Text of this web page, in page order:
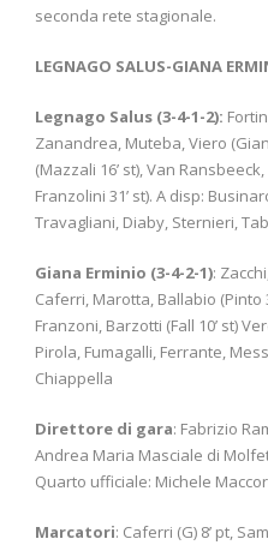
seconda rete stagionale.
LEGNAGO SALUS-GIANA
Legnago Salus (3-4-1-2):
Zanandrea, Muteba, Viero
(Mazzali 16’ st), Van
Franzolini 31’ st). A disp:
Travagliani, Diaby, Sternieri,
Giana Erminio (3-4-2-1):
Caferri, Marotta, Ballabio (Pinto
Franzoni, Barzotti (Fall 10’ st)
Pirola, Fumagalli, Ferrante,
Chiappella
Direttore di gara: Fabrizio
Andrea Maria Masciale di
Quarto ufficiale: Michele
Marcatori: Caferri (G) 8’ pt,